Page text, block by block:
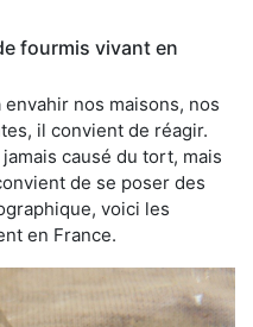
fourmis vivant en
nos maisons, nos
il convient de réagir.
causé du tort, mais
de se poser des
voici les
en France.